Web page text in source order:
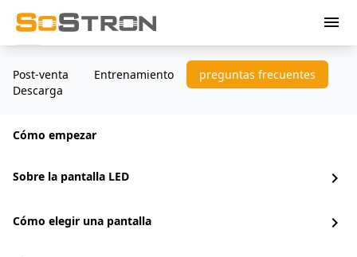
menu
Post-venta Entrenamiento
preguntas frecuentes
Descarga
Cómo empezar
Sobre la pantalla LED chevron_right
Cómo elegir una pantalla chevron_right